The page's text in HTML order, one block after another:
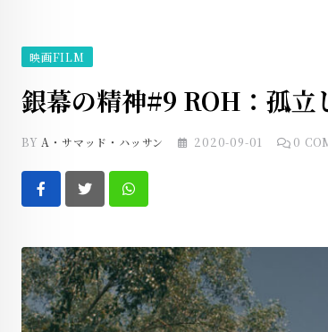
映画FILM
銀幕の精神#9 ROH：孤立
BY A・サマッド・ハッサン 2020-09-01 0
Whatsapp